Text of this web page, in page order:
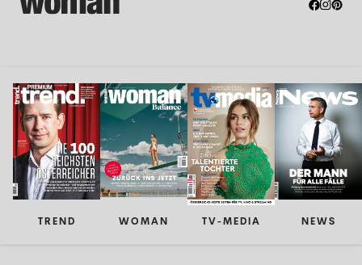
TREND WOMAN TV-MEDIA NEWS